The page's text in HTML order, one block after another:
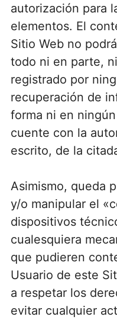
autorización para
elementos. El
Sitio Web no
todo ni en parte,
registrado por
recuperación de
forma ni en
cuente con la
escrito, de la
Asimismo, queda
y/o manipular el
dispositivos
cualesquiera
que pudieren
Usuario de este
a respetar los
evitar cualquier